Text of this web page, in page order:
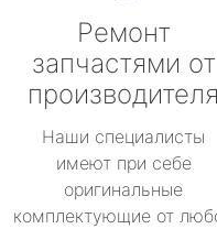
Ремонт
запчастями от
производителя
Наши специалисты
имеют при себе
оригинальные
комплектующие от